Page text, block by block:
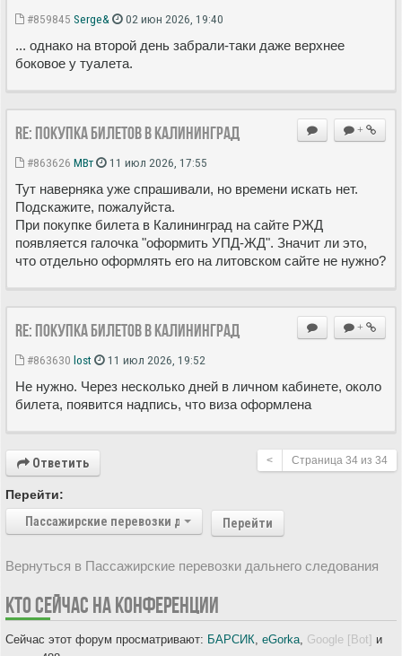
#859845 Serge& 02 июн 2026, 19:40
... однако на второй день забрали-таки даже верхнее
боковое у туалета.
+
Re: Покупка билетов в Калининград
#863626 МВт 11 июл 2026, 17:55
Тут наверняка уже спрашивали, но времени искать нет.
Подскажите, пожалуйста.
При покупке билета в Калининград на сайте РЖД
появляется галочка "оформить УПД-ЖД". Значит ли это,
что отдельно оформлять его на литовском сайте не нужно?
+
Re: Покупка билетов в Калининград
#863630 lost 11 июл 2026, 19:52
Не нужно. Через несколько дней в личном кабинете, около
билета, появится надпись, что виза оформлена
Ответить < Страница 34 из 34
Перейти:
Пассажирские перевозки дальнего следования
Перейти
Вернуться в Пассажирские перевозки дальнего следования
КТО СЕЙЧАС НА КОНФЕРЕНЦИИ
Сейчас этот форум просматривают: БАРСИК eGorka Google [Bot] и